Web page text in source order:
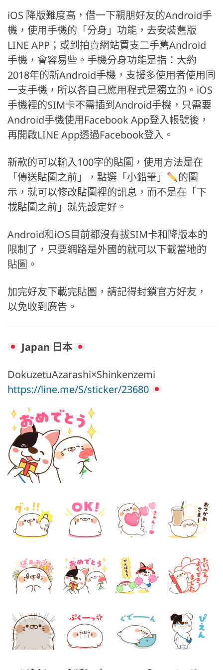
iOS 降版難度高，借一下親朋好友的Android手
機，使用手機的「分身」功能，去安裝舊版
LINE APP；或到拍賣網站買支二手舊Android
手機，會容易些。手機分身功能是指：大約
2018年的新Android手機，支援多使用者使用同
一支手機，所以各自己應用程式是獨立的。iOS
手機裡的SIM卡不需插到Android手機，只需要
Android手機使用Facebook App登入帳號後，
再開啟LINE App透過Facebook登入。
新款的可以輸入100字的貼圖，使用方法是在
「傳送貼圖之前」，點選「小鉛筆」
的圖
示，就可以修改貼圖裡的訊息，而不是在「下
載貼圖之前」就先設定好。
Android和iOS目前都沒有拔SIM卡和降版本的
限制了，只要網路是外國的就可以下載當地的
貼圖。
加完好友下載完貼圖，請記得封鎖官方好友，
以免收到廣告。
Japan 日本
DokuzetuAzarashi×Shinkenzemi
https://line.me/S/sticker/23680